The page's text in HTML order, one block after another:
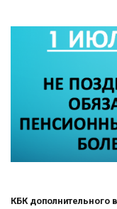
КБК дополнительного